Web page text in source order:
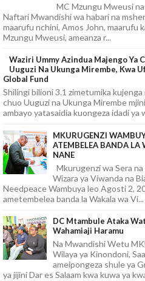
MC Mzungu Mweusi
Naftari Mwandishi wa habari na
maarufu nchini, Amos John, maarufu
Mzungu Mweusi, ameanza r...
Waziri Ummy Azindua Majengo Ya
Uuguzi Na Ukunga Mirembe, Kwa
Global Fund
Shilingi bilioni 3.1 zimetumika kujenga
chuo Uuguzi na Ukunga Mirembe
ambayo yatasaidia kuongeza idadi ya
MKURUGENZI
ATEMBELEA BANDA LA
NANE
Mkurugenzi wa Sera
Wizara ya Viwanda na
Needpeace Wambuya leo Agosti 2,
ametembelea banda la Wakala wa Vi...
DC Mtambule Ataka
Wahamiaji Haramu
Na Mwandishi Wetu
Wilaya ya Kinondoni,
ameipongeza shule ya
ya jijini Dar es Salaam kwa kuwa ya